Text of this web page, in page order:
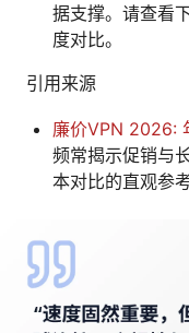
据支撑。请查看
度对比。
引用来源
廉价VPN 2026:
频常揭示促销与
本对比的直观参考